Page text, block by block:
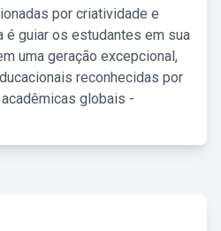
por criatividade e
é guiar os estudantes em sua
uma geração excepcional,
reconhecidas por
globais -